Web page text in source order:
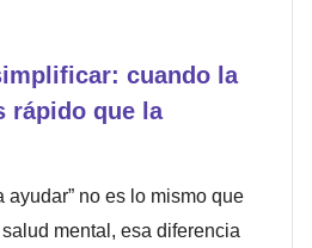
cuando la
rápido que la
ayudar” no es lo mismo que
salud mental, esa diferencia